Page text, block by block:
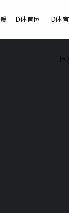
D体育网 D体
国